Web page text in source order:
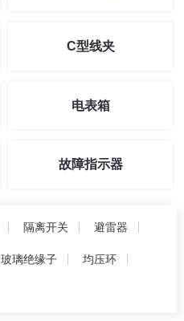
C型线夹
电表箱
故障指示器
隔离开关 避雷器
玻璃绝缘子 均压环